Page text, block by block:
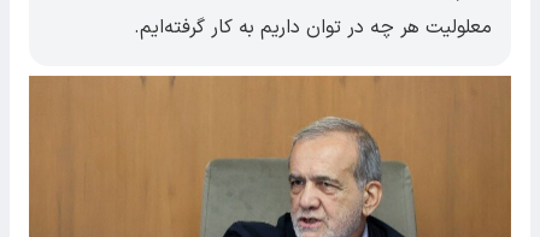
معلولیت هر چه در توان داریم به کار گرفته‌ایم.